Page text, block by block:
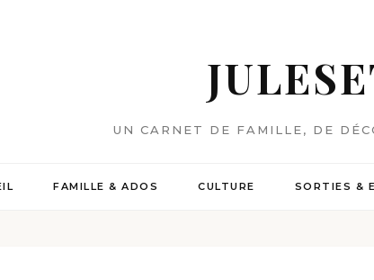
UN CARNET DE FAMILLE, DE
FAMILLE & ADOS CULTURE SORTIES &